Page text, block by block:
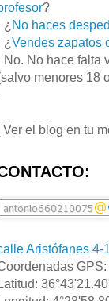
?
¿ No haces
¿ Vendes zapatos
No. No hace falta
menores 18
Ver el blog en tu
Aristófanes 4-1
GPS:
Latitud: